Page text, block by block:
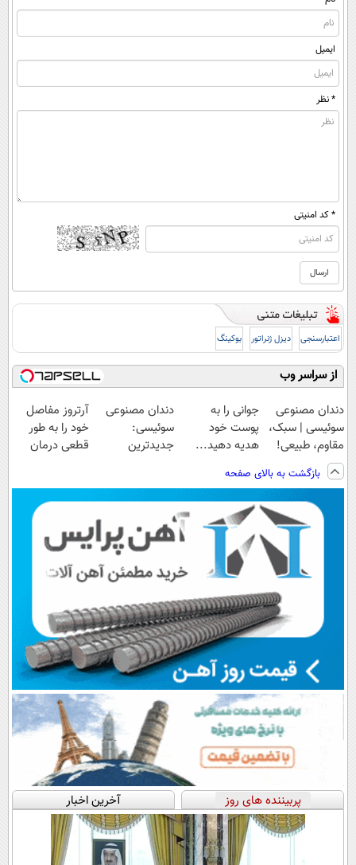
ایمیل
* نظر
* کد امنیتی
اعتبارسنجی دیزل ژنراتور بوکینگ
از سراسر وب
دندان مصنوعی
سوئیسی | سبک،
مقاوم، طبیعی!
ویزیت
رایگان+پرداخت
اقساطی😍
جوانی را به
پوست خود
هدیه دهید...
دندان مصنوعی
سوئیسی:
جدیدترین
پرداخت قسطی
آرتروز مفاصل
خود را به طور
قطعی درمان
بازگشت به بالای صفحه
پربیننده های روز آخرین اخبار